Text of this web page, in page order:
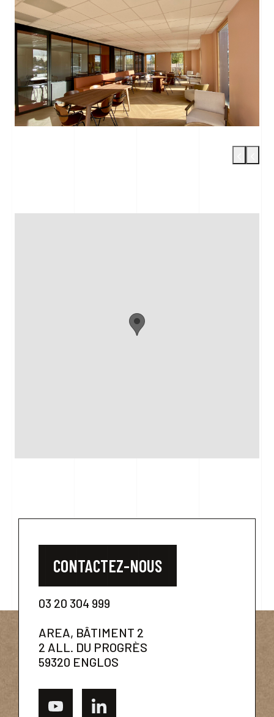
CONTACTEZ-NOUS
03 20 304 999
AREA, BÂTIMENT 2
2 ALL. DU PROGRÈS
59320 ENGLOS